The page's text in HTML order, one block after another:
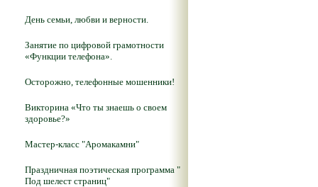
День семьи, любви и верности.
Занятие по цифровой грамотности
«Функции телефона».
Осторожно, телефонные мошенники!
Викторина «Что ты знаешь о своем
здоровье?»
Мастер-класс "Аромакамни"
Праздничная поэтическая программа "
Под шелест страниц"